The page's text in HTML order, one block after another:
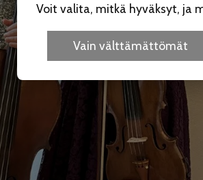
Voit valita, mitkä hyväksyt, ja
Vain välttämättömät